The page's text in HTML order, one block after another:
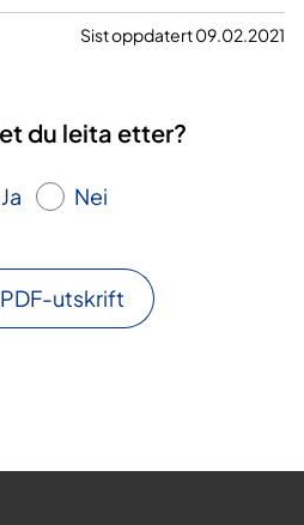
Sist oppdatert 09.02.2021
du leita etter?
Ja Nei
PDF-utskrift